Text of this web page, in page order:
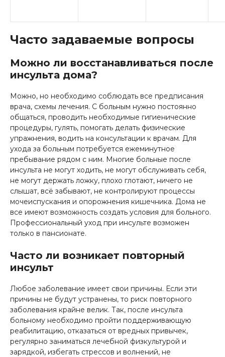
Часто задаваемые вопросы
Можно ли восстанавливаться после
инсульта дома?
Можно, но необходимо соблюдать все предписания
врача, схемы лечения. С больным нужно постоянно
общаться, проводить необходимые гигиенические
процедуры, гулять, помогать делать физические
упражнения, водить на консультации к врачам. Для
ухода за больным потребуется ежеминутное
пребывание рядом с ним. Многие больные после
инсульта не могут ходить, не могут обслуживать себя,
не могут держать ложку, плохо глотают, ничего не
слышат, всё забывают, не контролируют процессы
мочеиспускания и опорожнения кишечника. Дома не
все имеют возможность создать условия для больного.
Профессиональный уход при инсульте возможен
только в пансионате.
Часто ли возникает повторный
инсульт
Любое заболевание имеет свои причины. Если эти
причины не будут устранены, то риск повторного
заболевания крайне велик. Так, после инсульта
больному необходимо пройти поддерживающую
реабилитацию, отказаться от вредных привычек,
регулярно заниматься лечебной физкультурой и
зарядкой, избегать стрессов и волнений, не